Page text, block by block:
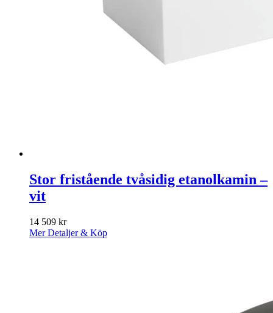
Stor fristående tvåsidig etanolkamin –
vit
14 509 kr
Mer Detaljer & Köp